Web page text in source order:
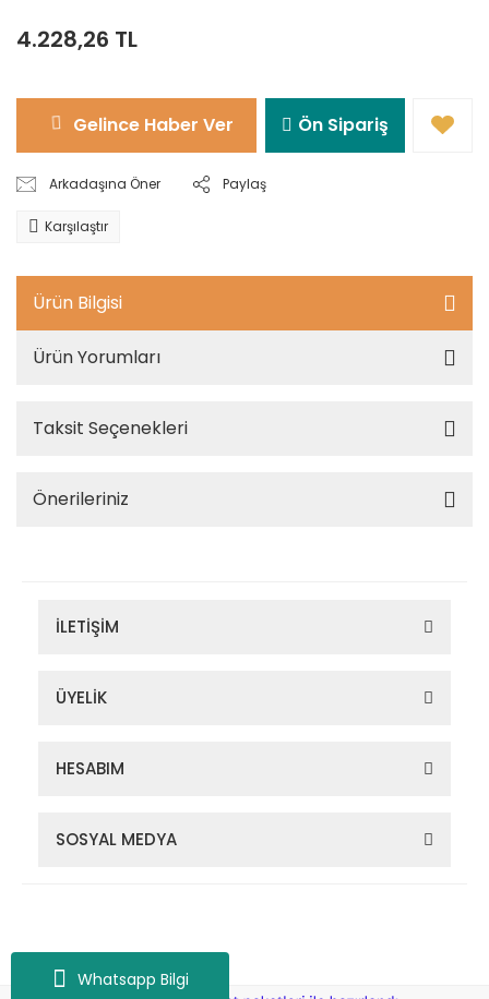
Whatsapp Bilgi
4.228,26 TL
Gelince Haber Ver Ön Sipariş
Arkadaşına Öner Paylaş
Karşılaştır
Ürün Bilgisi
Ürün Yorumları
Taksit Seçenekleri
Önerileriniz
İLETİŞİM
ÜYELİK
HESABIM
SOSYAL MEDYA